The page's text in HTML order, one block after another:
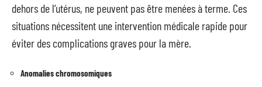
dehors de l’utérus, ne peuvent pas être menées à terme. Ces
situations nécessitent une intervention médicale rapide pour
éviter des complications graves pour la mère.
Anomalies chromosomiques